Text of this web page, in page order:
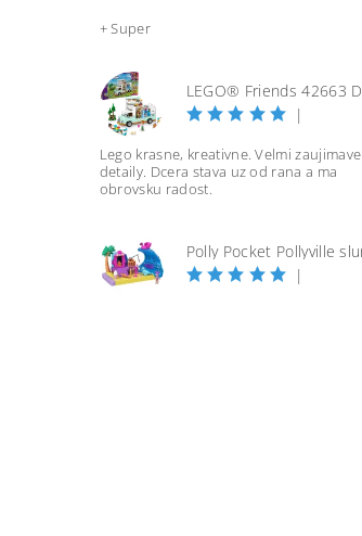
+ Super
|
Lego krasne, kreativne. Velmi zaujimave
detaily. Dcera stava uz od rana a ma
obrovsku radost.
|